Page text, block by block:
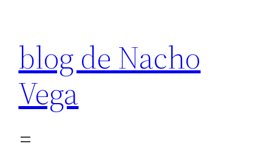
contenido
blog de Nacho
Vega